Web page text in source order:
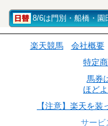
8/6は門別・船橋・
楽天競馬 会社概要
特定
馬券
ほど
【注意】楽天を
サービ